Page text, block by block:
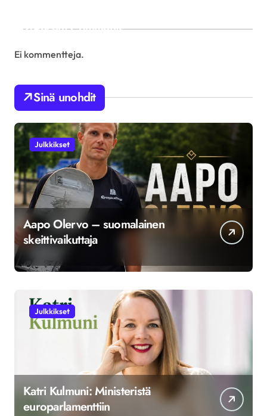
Recent Comments
Ei kommentteja.
Sinä unohdit
Julkkikset
Aapo Olervo – suomalainen
skeittivaikuttaja
Julkkikset
Katri Kulmuni: Ministeristä
europarlamenttiin